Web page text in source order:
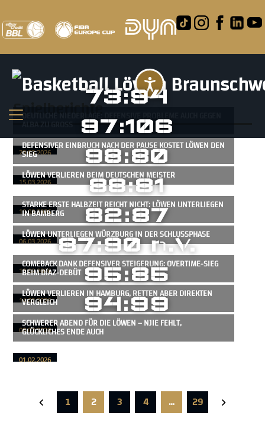
Spielberichte
29.03.2026
73:94
DEUTLICHE NIEDERLAGE: DEFENSIVE PROBLEME AUCH GEGEN
ALBA ZU GROSS
15.03.2026
97:106
DEFENSIVER EINBRUCH NACH DER PAUSE KOSTET LÖWEN DEN
SIEG
10.03.2026
98:80
LÖWEN VERLIEREN BEIM DEUTSCHEN MEISTER
06.03.2026
88:81
STARKE ERSTE HALBZEIT REICHT NICHT: LÖWEN UNTERLIEGEN
IN BAMBERG
18.02.2026
82:87
LÖWEN UNTERLIEGEN WÜRZBURG IN DER SCHLUSSPHASE
14.02.2026
87:90 n.V.
COMEBACK DANK DEFENSIVER STEIGERUNG: OVERTIME-SIEG
BEIM DÍAZ-DEBÜT
08.02.2026
95:85
LÖWEN VERLIEREN IN HAMBURG, RETTEN ABER DIREKTEN
VERGLEICH
01.02.2026
94:99
SCHWERER ABEND FÜR DIE LÖWEN – NJIE FEHLT,
GLÜCKLICHES ENDE AUCH
1 2 3 4 … 29